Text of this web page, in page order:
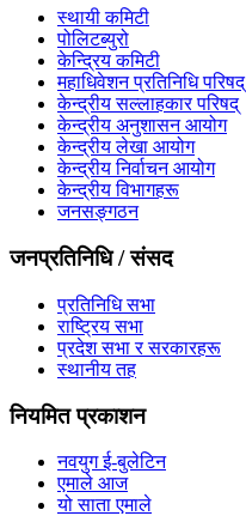
स्थायी कमिटी
पोलिटब्युरो
केन्द्रिय कमिटी
महाधिवेशन प्रतिनिधि परिषद्
केन्द्रीय सल्लाहकार परिषद्
केन्द्रीय अनुशासन आयोग
केन्द्रीय लेखा आयोग
केन्द्रीय निर्वाचन आयोग
केन्द्रीय विभागहरू
जनसङ्गठन
जनप्रतिनिधि / संसद
प्रतिनिधि सभा
राष्ट्रिय सभा
प्रदेश सभा र सरकारहरू
स्थानीय तह
नियमित प्रकाशन
नवयुग ई-बुलेटिन
एमाले आज
यो साता एमाले